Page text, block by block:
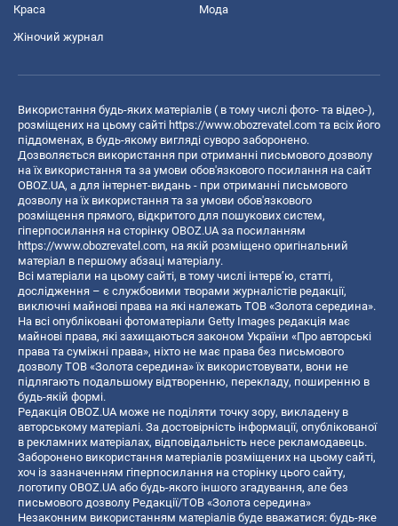
Краса Мода
Жіночий журнал
Використання будь-яких матеріалів ( в тому числі фото- та відео-),
розміщених на цьому сайті https://www.obozrevatel.com та всіх його
піддоменах, в будь-якому вигляді суворо заборонено.
Дозволяється використання при отриманні письмового дозволу
на їх використання та за умови обов'язкового посилання на сайт
OBOZ.UA, а для інтернет-видань - при отриманні письмового
дозволу на їх використання та за умови обов'язкового
розміщення прямого, відкритого для пошукових систем,
гіперпосилання на сторінку OBOZ.UA за посиланням
https://www.obozrevatel.com, на якій розміщено оригінальний
матеріал в першому абзаці матеріалу.
Всі матеріали на цьому сайті, в тому числі інтерв’ю, статті,
дослідження – є службовими творами журналістів редакції,
виключні майнові права на які належать ТОВ «Золота середина».
На всі опубліковані фотоматеріали Getty Images редакція має
майнові права, які захищаються законом України «Про авторські
права та суміжні права», ніхто не має права без письмового
дозволу ТОВ «Золота середина» їх використовувати, вони не
підлягають подальшому відтворенню, перекладу, поширенню в
будь-якій формі.
Редакція OBOZ.UA може не поділяти точку зору, викладену в
авторському матеріалі. За достовірність інформації, опублікованої
в рекламних матеріалах, відповідальність несе рекламодавець.
Заборонено використання матеріалів розміщених на цьому сайті,
хоч із зазначенням гіперпосилання на сторінку цього сайту,
логотипу OBOZ.UA або будь-якого іншого згадування, але без
письмового дозволу Редакції/ТОВ «Золота середина»
Незаконним використанням матеріалів буде вважатися: будь-яке